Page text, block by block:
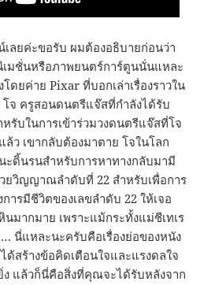
ลยค่ะขอรับ ผมต้องอธิบายก่อนว่า
มชั่นหรือภาพยนตร์การ์ตูนนั่นแหละ
โดยค่าย Pixar ที่บอกเล่าเรื่องราวใน
จ ครูสอนดนตรีแจ๊สที่กำลังได้รับ
รับในการเข้าร่วมวงดนตรีแจ๊สที่โจ
ว เขากลับต้องมาตาย โจในโลก
ะดิ้นรนสำหรับการหาทางกลับมามี
ยวิญญาณลำดับที่ 22 สำหรับเพื่อการ
ารมีชีวิตของเลขลำดับ 22 ให้เจอ
นมากมาย เพราะแม้กระทั้งแม่ชีเทเร
นี่แหละนะครับคือเรื่องย่อของหนัง
สร้างข้อคิดเตือนใจและแรงดลใจ
แล้วก็นี่คือสิ่งที่คุณจะได้รับหลังจาก